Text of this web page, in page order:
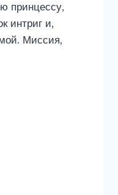
принцессу,
интриг и,
Миссия,